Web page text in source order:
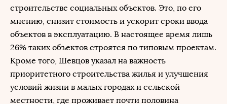
строительстве социальных объектов. Это, по его
мнению, снизит стоимость и ускорит сроки ввода
объектов в эксплуатацию. В настоящее время лишь
26% таких объектов строятся по типовым проектам.
Кроме того, Шевцов указал на важность
приоритетного строительства жилья и улучшения
условий жизни в малых городах и сельской
местности, где проживает почти половина